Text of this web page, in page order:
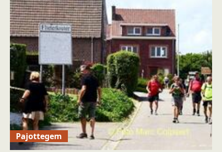
Pajottegem